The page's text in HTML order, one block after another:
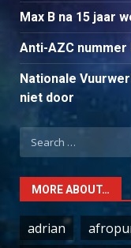
Max B na 15 jaar
Anti-AZC
Nationale
niet door
Search
for:
MORE ABOUT…
adrian